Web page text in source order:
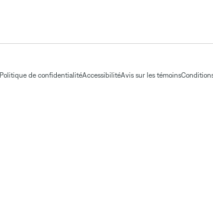
Politique de confidentialitéAccessibilitéAvis sur les témoins